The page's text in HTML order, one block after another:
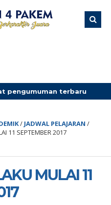
terbaru
/ JADWAL PELAJARAN /
11 SEPTEMBER 2017
MULAI 11